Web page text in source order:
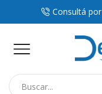
Consultá